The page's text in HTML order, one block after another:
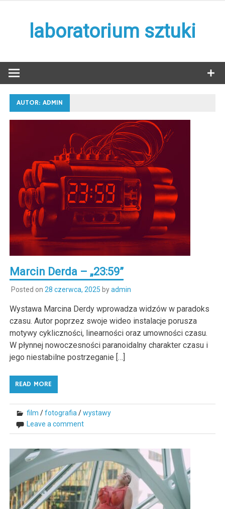
laboratorium sztuki
AUTOR:ADMIN
Marcin Derda – „23:59”
Posted on 28 czerwca, 2025 byadmin
Wystawa Marcina Derdy wprowadza widzów w paradoks
czasu. Autor poprzez swoje wideo instalacje porusza
motywy cykliczności, linearności oraz umowności czasu.
W płynnej nowoczesności paranoidalny charakter czasu i
jego niestabilne postrzeganie […]
READ MORE
film /fotografia/wystawy
Leave a comment